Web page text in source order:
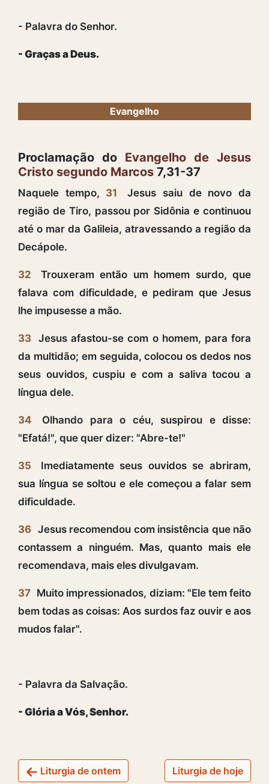
- Palavra do Senhor.
- Graças a Deus.
Evangelho
Proclamação do Evangelho de Jesus
Cristo segundo Marcos 7,31-37
Naquele tempo, 31
Jesus saiu de novo da
região de Tiro, passou por Sidônia e continuou
até o mar da Galileia, atravessando a região da
Decápole.
32
Trouxeram então um homem surdo, que
falava com dificuldade, e pediram que Jesus
lhe impusesse a mão.
33 Jesus afastou-se com o homem, para fora
da multidão; em seguida, colocou os dedos nos
seus ouvidos, cuspiu e com a saliva tocou a
língua dele.
34
Olhando para o céu, suspirou e disse:
"Efatá!", que quer dizer: "Abre-te!"
35
Imediatamente seus ouvidos se abriram,
sua língua se soltou e ele começou a falar sem
dificuldade.
36 Jesus recomendou com insistência que não
contassem a ninguém. Mas, quanto mais ele
recomendava, mais eles divulgavam.
37 Muito impressionados, diziam: "Ele tem feito
bem todas as coisas: Aos surdos faz ouvir e aos
mudos falar".
- Palavra da Salvação.
- Glória a Vós, Senhor.
Liturgia de ontem Liturgia de hoje